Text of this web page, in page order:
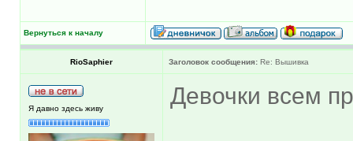
Вернуться к началу
RioSaphier Заголовок сообщения: Re: Вышивка
Я давно здесь живу Девочки всем